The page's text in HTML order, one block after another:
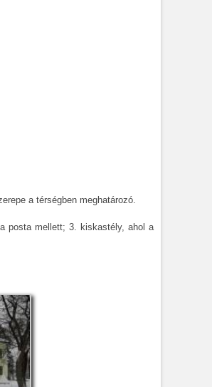
a térségben meghatározó.
posta mellett; 3. kiskastély, ahol a